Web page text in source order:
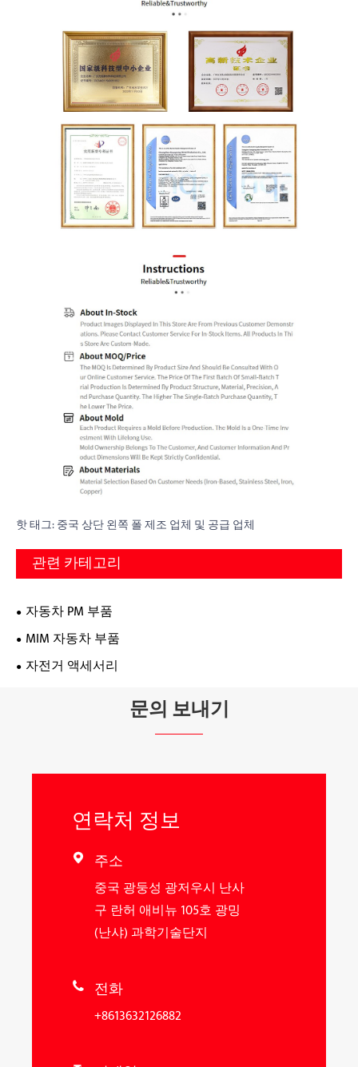
핫 태그: 중국 상단 왼쪽 폴 제조 업체 및 공급 업체
관련 카테고리
자동차 PM 부품
MIM 자동차 부품
자전거 액세서리
문의 보내기
연락처 정보
 주소
중국 광둥성 광저우시 난사
구 란허 애비뉴 105호 광밍
(난샤) 과학기술단지
 전화
+8613632126882